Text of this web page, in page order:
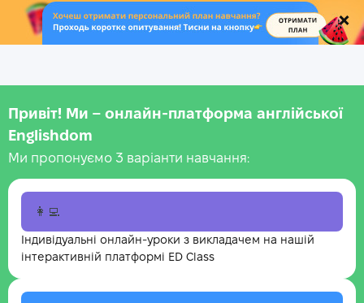
.
Привіт! Ми – онлайн-платформа англійської
Englishdom
Ми пропонуємо 3 варіанти навчання:
👩‍💻
Індивідуальні онлайн-уроки з викладачем на нашій
інтерактивній платформі ED Class